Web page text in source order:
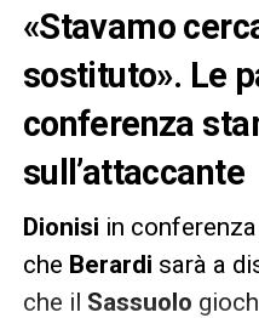
«Stavamo
sostituto». Le
conferenza
sull’attaccante
Dionisi in
che Berardi sarà a
che il Sassuolo